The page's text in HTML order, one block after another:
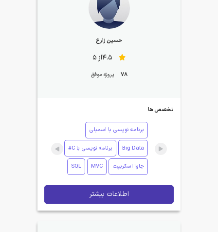
حسین زارع
4.5از 5
78 پروژه موفق
تخصص ها
برنامه نویسی با اسمبلی
Big Data برنامه نویسی با C#
جاوا اسکریپت MVC
SQL
اطلاعات بیشتر